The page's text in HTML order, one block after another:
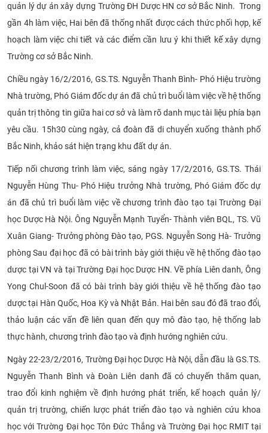
quản lý dự án xây dựng Trường ĐH Dược HN cơ sở Bắc Ninh. Trong
gần 4h làm việc, Hai bên đã thống nhất được cách thức phối hợp, kế
hoạch làm việc chi tiết và các điểm cần lưu ý khi thiết kế xây dựng
Trường cơ sở Bắc Ninh.
Chiều ngày 16/2/2016, GS.TS. Nguyễn Thanh Bình- Phó Hiệu trường
Nhà trường, Phó Giám đốc dự án đã chủ trì buổi làm việc về hệ thống
quản trị thông tin giữa hai cơ sở và làm rõ danh mục tài liệu phía bạn
yêu cầu. 15h30 cùng ngày, cả đoàn đã di chuyển xuống thành phố
Bắc Ninh, khảo sát hiện trạng khu đất dự án.
Tiếp nối chương trình làm việc, sáng ngày 17/2/2016, GS.TS. Thái
Nguyễn Hùng Thu- Phó Hiệu trưởng Nhà trường, Phó Giám đốc dự
án đã chủ trì buổi làm việc về chương trình đào tạo tại Trường Đại
học Dược Hà Nội. Ông Nguyễn Mạnh Tuyển- Thành viên BQL, TS. Vũ
Xuân Giang- Trưởng phòng Đào tạo, PGS. Nguyễn Song Hà- Trưởng
phòng Sau đại học đã có bài trình bày giới thiệu về hệ thống đào tạo
dược tại VN và tại Trường Đại học Dược HN. Về phía Liên danh, Ông
Yong Chul-Soon đã có bài trình bày giới thiệu về hệ thống đào tạo
dược tại Hàn Quốc, Hoa Kỳ và Nhật Bản. Hai bên sau đó đã trao đổi,
thảo luận các vấn đề liên quan đến quy mô đào tạo, hệ thống lab
thực hành, chương trình đào tạo và định hướng nghiên cứu.
Ngày 22-23/2/2016, Trường Đại học Dược Hà Nội, dẫn đầu là GS.TS.
Nguyễn Thanh Bình và Đoàn Liên danh đã có chuyến thăm quan,
trao đổi kinh nghiệm về định hướng phát triển, kế hoạch quản lý/
quản trị trường, chiến lược phát triển đào tạo và nghiên cứu khoa
học với Trường Đại học Tôn Đức Thắng và Trường Đại học RMIT tại